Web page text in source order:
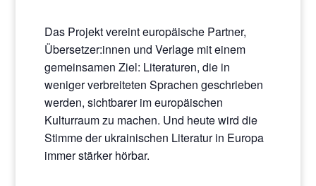
Das Projekt vereint europäische Partner,
Übersetzer:innen und Verlage mit einem
gemeinsamen Ziel: Literaturen, die in
weniger verbreiteten Sprachen geschrieben
werden, sichtbarer im europäischen
Kulturraum zu machen. Und heute wird die
Stimme der ukrainischen Literatur in Europa
immer stärker hörbar.